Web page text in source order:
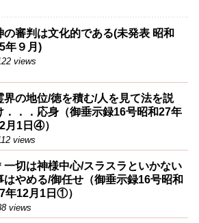
の審判は文化的である(未発表 昭和
年９月)
views
界の地位/徳を積む/人を見て法を説
．．．応身（御垂示録16号昭和27年
月1日④）
views
一切は神様中心/スラスラといかない
はやめる/御任せ（御垂示録16号昭和
年12月1日①）
views